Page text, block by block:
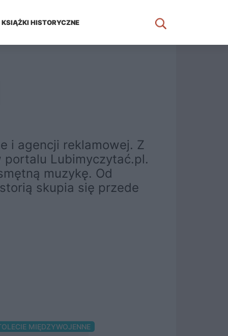
KSIĄŻKI HISTORYCZNE
i agencji reklamowej. Z
portalu Lubimyczytać.pl.
muzykę. Od
skupia się przede
MIĘDZYWOJENNE